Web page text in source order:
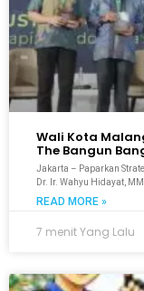
Wali Kota
The Bangun
Jakarta – Paparkan
Dr. Ir. Wahyu Hidayat, MM
READ MORE »
7 menit Yang Lalu